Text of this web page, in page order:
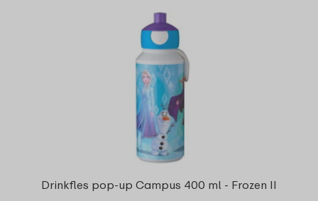
Drinkfles pop-up Campus 400 ml - Frozen II